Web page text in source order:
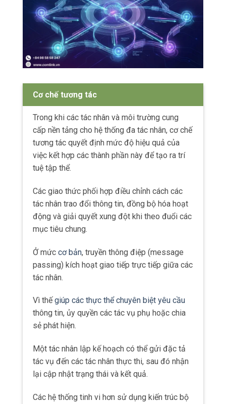
Cơ chế tương tác
Trong khi các tác nhân và môi trường cung
cấp nền tảng cho hệ thống đa tác nhân, cơ chế
tương tác quyết định mức độ hiệu quả của
việc kết hợp các thành phần này để tạo ra trí
tuệ tập thể.
Các giao thức phối hợp điều chỉnh cách các
tác nhân trao đổi thông tin, đồng bộ hóa hoạt
động và giải quyết xung đột khi theo đuổi các
mục tiêu chung.
Ở mức cơ bản, truyền thông điệp (message
passing) kích hoạt giao tiếp trực tiếp giữa các
tác nhân.
Vì thếgiúp các thực thể chuyên biệt yêu cầu
thông tin, ủy quyền các tác vụ phụ hoặc chia
sẻ phát hiện.
Một tác nhân lập kế hoạch có thể gửi đặc tả
tác vụ đến các tác nhân thực thi, sau đó nhận
lại cập nhật trạng thái và kết quả.
Các hệ thống tinh vi hơn sử dụng kiến trúc bộ